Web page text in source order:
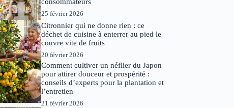
25 février 2026
Citronnier qui ne donne rien : ce
déchet de cuisine à enterrer au pied le
couvre vite de fruits
20 février 2026
Comment cultiver un néflier du Japon
pour attirer douceur et prospérité :
conseils d’experts pour la plantation et
l’entretien
21 février 2026